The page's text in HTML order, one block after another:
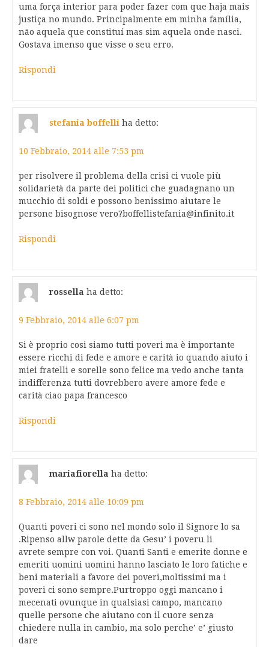
uma força interior para poder fazer com que haja mais
justiça no mundo. Principalmente em minha família,
não aquela que constituí mas sim aquela onde nasci.
Gostava imenso que visse o seu erro.
Rispondi
stefania boffelli ha detto:
10 Febbraio, 2014 alle 7:53 pm
per risolvere il problema della crisi ci vuole più
solidarietà da parte dei politici che guadagnano un
mucchio di soldi e possono benissimo aiutare le
persone bisognose vero?boffellistefania@infinito.it
Rispondi
rossella ha detto:
9 Febbraio, 2014 alle 6:07 pm
Si è proprio cosi siamo tutti poveri ma è importante
essere ricchi di fede e amore e carità io quando aiuto i
miei fratelli e sorelle sono felice ma vedo anche tanta
indifferenza tutti dovrebbero avere amore fede e
carità ciao papa francesco
Rispondi
mariafiorella ha detto:
8 Febbraio, 2014 alle 10:09 pm
Quanti poveri ci sono nel mondo solo il Signore lo sa
.Ripenso allw parole dette da Gesu’ i poveru li
avrete sempre con voi. Quanti Santi e emerite donne e
emeriti uomini uomini hanno lasciato le loro fatiche e
beni materiali a favore dei poveri,moltissimi ma i
poveri ci sono sempre.Purtroppo oggi mancano i
mecenati ovunque in qualsiasi campo, mancano
quelle persone che aiutano con il cuore senza
chiedere nulla in cambio, ma solo perche’ e’ giusto
dare